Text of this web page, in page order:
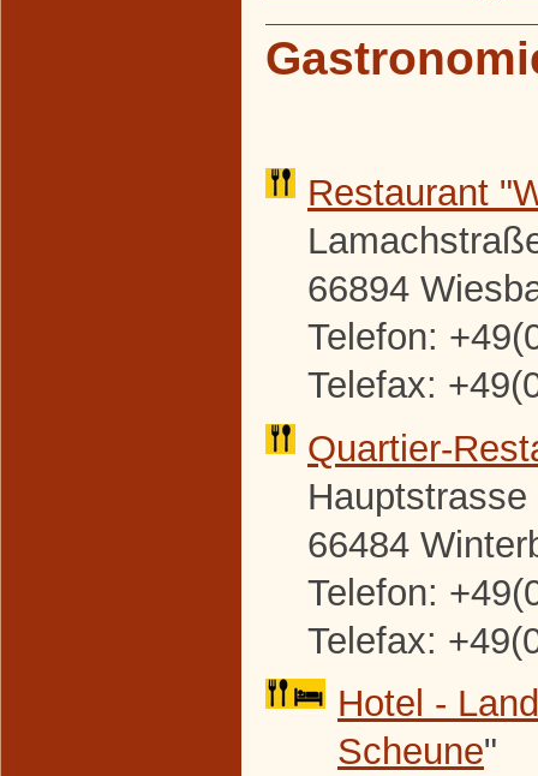
Restaurant
66894
Telefon:
Telefax:
Quartier-
Hauptstrasse
66484
Telefon:
Telefax:
Hotel -
Scheune"